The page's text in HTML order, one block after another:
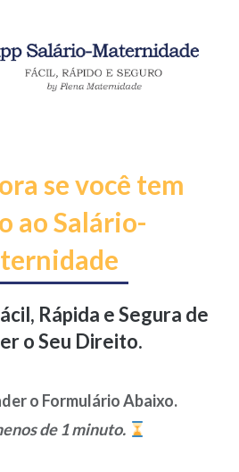
se você tem
ao Salário-
Rápida e Segura de
o Seu Direito.
o Formulário Abaixo.
de 1 minuto.